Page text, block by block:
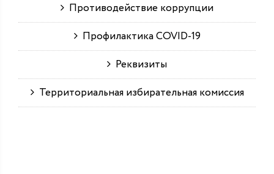
Противодействие коррупции
Профилактика COVID-19
Реквизиты
Территориальная избирательная комиссия